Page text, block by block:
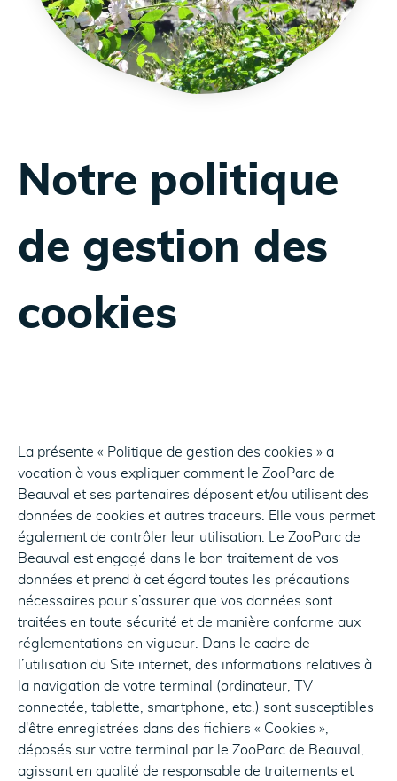
Notre politique
de gestion des
cookies
La présente « Politique de gestion des cookies » a
vocation à vous expliquer comment le ZooParc de
Beauval et ses partenaires déposent et/ou utilisent des
données de cookies et autres traceurs. Elle vous permet
également de contrôler leur utilisation. Le ZooParc de
Beauval est engagé dans le bon traitement de vos
données et prend à cet égard toutes les précautions
nécessaires pour s’assurer que vos données sont
traitées en toute sécurité et de manière conforme aux
réglementations en vigueur. Dans le cadre de
l’utilisation du Site internet, des informations relatives à
la navigation de votre terminal (ordinateur, TV
connectée, tablette, smartphone, etc.) sont susceptibles
d'être enregistrées dans des fichiers « Cookies »,
déposés sur votre terminal par le ZooParc de Beauval,
agissant en qualité de responsable de traitements et